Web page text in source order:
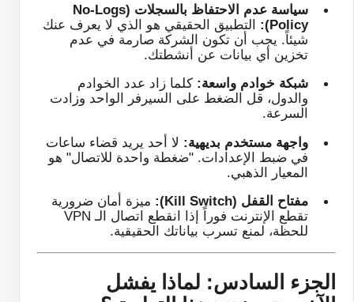
سياسة عدم الاحتفاظ بالسجلات (No-Logs
Policy):
التطبيق الحقيقي هو الذي لا يعرف عنك
شيئاً. يجب أن تكون الشركة صارمة في عدم
تخزين أي بيانات عن أنشطتك.
شبكة خوادم واسعة: كلما زاد عدد الخوادم
والدول، قل الضغط على السيرفر الواحد وزادت
السرعة.
واجهة مستخدم بديهية: لا أحد يريد قضاء ساعات
في ضبط الإعدادات. "ضغطة واحدة للاتصال" هو
المعيار الذهبي.
مفتاح القفل (Kill Switch):
ميزة أمان ضرورية
تقطع الإنترنت فوراً إذا انقطع اتصال الـ VPN
للحظة، لمنع تسرب بياناتك الحقيقية.
الجزء السادس: لماذا يفشل